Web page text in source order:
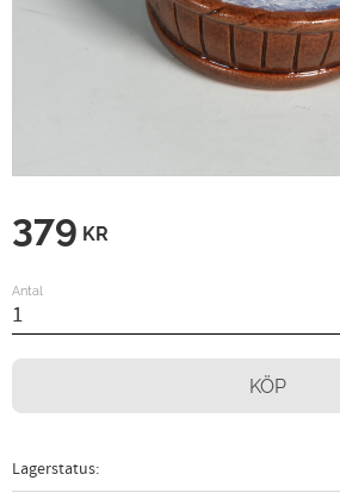
379 KR
Antal
KÖP
Lagerstatus